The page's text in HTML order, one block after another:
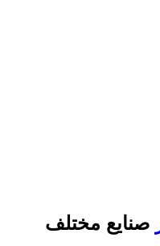
صنایع مختلف